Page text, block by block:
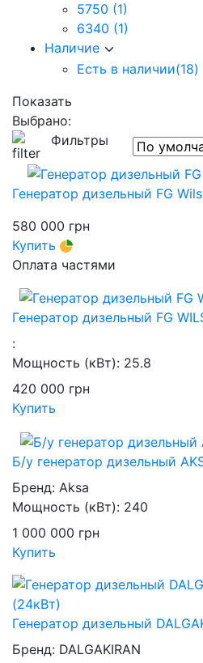
5750 (1)
6340 (1)
Наличие
Есть в наличии(18)
Показать
Выбрано:
Фильтры
Генератор дизельный FG
580 000 грн
Купить
Оплата частями
Генератор дизельный FG
:
Мощность (кВт): 25.8
420 000 грн
Купить
Б/у генератор дизельный
Бренд: Aksa
Мощность (кВт): 240
1 000 000 грн
Купить
Генератор дизельный
Бренд: DALGAKIRAN